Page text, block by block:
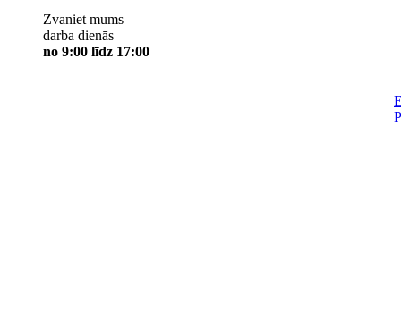
Zvaniet mums
darba dienās
no 9:00 līdz 17:00